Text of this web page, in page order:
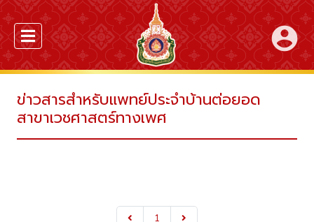
account_circle
ข่าวสารสำหรับแพทย์ประจำบ้านต่อยอด
สาขาเวชศาสตร์ทางเพศ
1